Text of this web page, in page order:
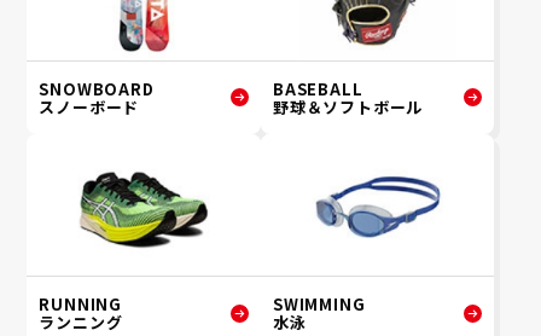
SNOWBOARD
スノーボード
BASEBALL
野球＆ソフトボール
RUNNING
ランニング
SWIMMING
水泳